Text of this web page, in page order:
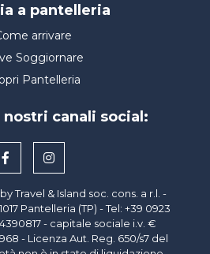
a pantelleria
arrivare
Soggiornare
Pantelleria
canali social:
Travel & Island soc. cons. a r.l. -
Pantelleria (TP) - Tel: +39 0923
- capitale sociale i.v. €
- Licenza Aut. Reg. 650/s7 del